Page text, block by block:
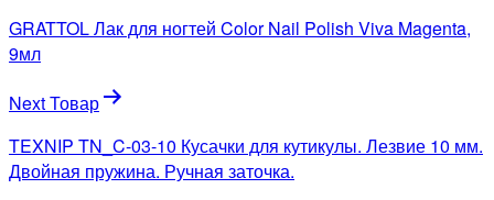
по
записям
GRATTOL Лак для ногтей Color Nail Polish Viva Magenta,
9мл
Next Товар
TEXNIP TN_C-03-10 Кусачки для кутикулы. Лезвие 10 мм.
Двойная пружина. Ручная заточка.